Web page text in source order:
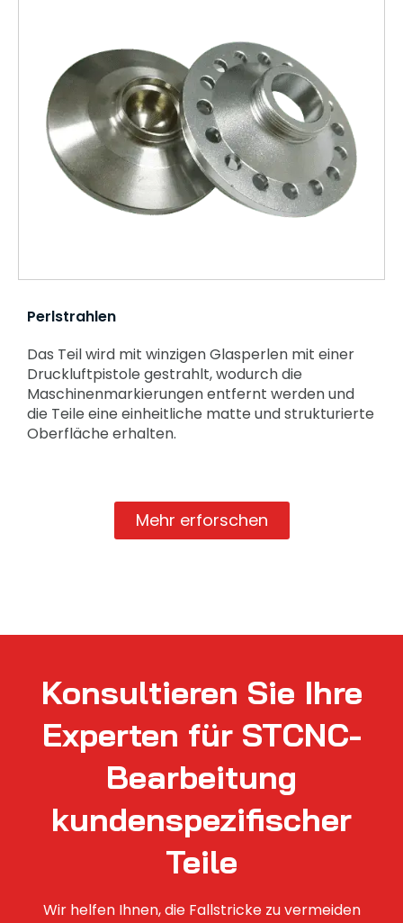
Perlstrahlen
Das Teil wird mit winzigen Glasperlen mit einer
Druckluftpistole gestrahlt, wodurch die
Maschinenmarkierungen entfernt werden und
die Teile eine einheitliche matte und strukturierte
Oberfläche erhalten.
Mehr erforschen
Konsultieren Sie Ihre
Experten für STCNC-
Bearbeitung
kundenspezifischer
Teile
Wir helfen Ihnen, die Fallstricke zu vermeiden